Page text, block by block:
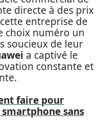
directe à des prix
entreprise de
choix numéro un
soucieux de leur
a captivé le
constante et
faire pour
sans